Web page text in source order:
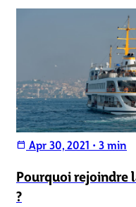
calendar_today Apr 30, 2021 • 3 min
Pourquoi rejoindre
?